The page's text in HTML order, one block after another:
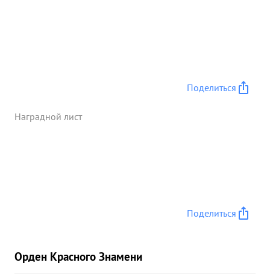
Поделиться
Наградной лист
Поделиться
Орден Красного Знамени